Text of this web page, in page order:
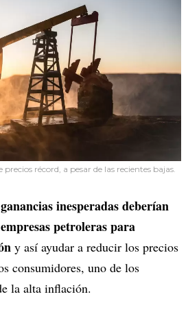
récord, a pesar de las recientes bajas.
inesperadas deberían
petroleras para
y así ayudar a reducir los precios
consumidores, uno de los
la alta inflación.